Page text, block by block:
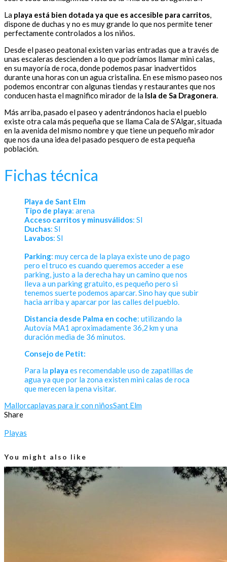
La playa está bien dotada ya que es accesible para carritos,
dispone de duchas y no es muy grande lo que nos permite tener
perfectamente controlados a los niños.
Desde el paseo peatonal existen varias entradas que a través de
unas escaleras descienden a lo que podríamos llamar mini calas,
en su mayoría de roca, donde podemos pasar inadvertidos
durante una horas con un agua cristalina. En ese mismo paseo nos
podemos encontrar con algunas tiendas y restaurantes que nos
conducen hasta el magnifico mirador de la Isla de Sa Dragonera.
Más arriba, pasado el paseo y adentrándonos hacia el pueblo
existe otra cala más pequeña que se llama Cala de S’Algar, situada
en la avenida del mismo nombre y que tiene un pequeño mirador
que nos da una idea del pasado pesquero de esta pequeña
población.
Fichas técnica
Playa de Sant Elm
Tipo de playa: arena
Acceso carritos y minusválidos: SI
Duchas: SI
Lavabos: SI
Parking: muy cerca de la playa existe uno de pago
pero el truco es cuando queremos acceder a ese
parking, justo a la derecha hay un camino que nos
lleva a un parking gratuito, es pequeño pero si
tenemos suerte podemos aparcar. Sino hay que subir
hacia arriba y aparcar por las calles del pueblo.
Distancia desde Palma en coche: utilizando la
Autovía MA1 aproximadamente 36,2 km y una
duración media de 36 minutos.
Consejo de Petit:
Para la playa es recomendable uso de zapatillas de
agua ya que por la zona existen mini calas de roca
que merecen la pena visitar.
Mallorcaplayas para ir con niñosSant Elm
Share
Playas
You might also like